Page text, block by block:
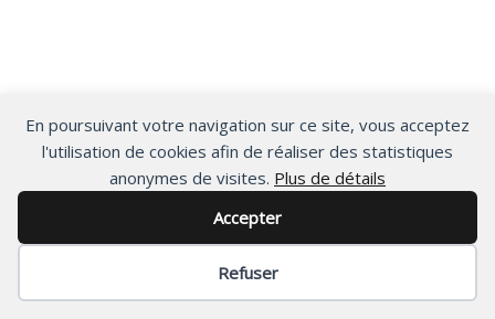
En poursuivant votre navigation sur ce site, vous acceptez
l'utilisation de cookies afin de réaliser des statistiques
anonymes de visites. Plus de détails
Accepter
Refuser